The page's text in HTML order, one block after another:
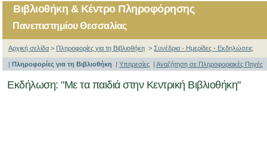
Βιβλιοθήκη & Κέντρο Πληροφόρησης
Πανεπιστημίου Θεσσαλίας
Αρχική σελίδα > Πληροφορίες για τη Βιβλιοθήκη > Συνέδρια - Ημερίδες - Εκδηλώσεις
| Πληροφορίες για τη Βιβλιοθήκη | Υπηρεσίες | Αναζήτηση σε Πληροφοριακές Πηγές
Εκδήλωση: "Mε τα παιδιά στην Κεντρική Βιβλιοθήκη"